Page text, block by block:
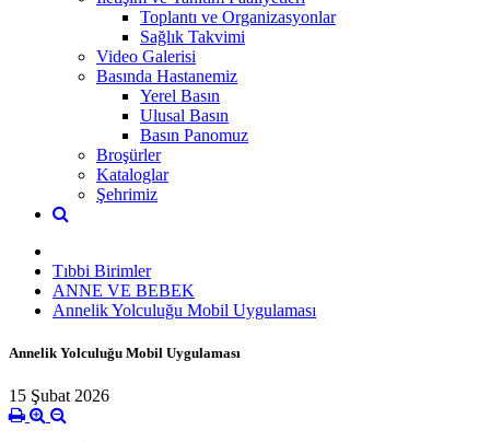
Toplantı ve Organizasyonlar
Sağlık Takvimi
Video Galerisi
Basında Hastanemiz
Yerel Basın
Ulusal Basın
Basın Panomuz
Broşürler
Kataloglar
Şehrimiz
Tıbbi Birimler
ANNE VE BEBEK
Annelik Yolculuğu Mobil Uygulaması
Annelik Yolculuğu Mobil Uygulaması
15 Şubat 2026